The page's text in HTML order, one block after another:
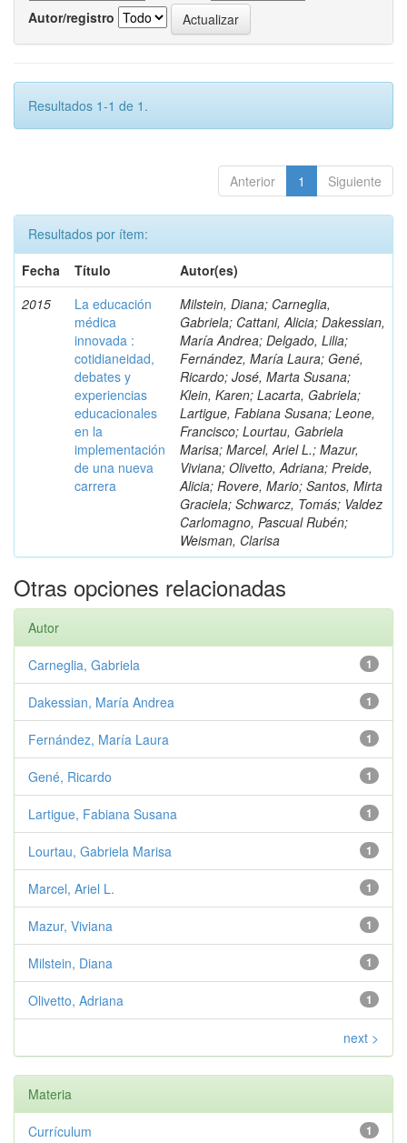
Autor/registro
Resultados 1-1 de 1.
Anterior 1 Siguiente
Resultados por ítem:
Fecha
Título
Autor(es)
2015
La educación
médica
innovada :
cotidianeidad,
debates y
experiencias
educacionales
en la
implementación
de una nueva
carrera
Milstein, Diana; Carneglia,
Gabriela; Cattani, Alicia; Dakessian,
María Andrea; Delgado, Lilia;
Fernández, María Laura; Gené,
Ricardo; José, Marta Susana;
Klein, Karen; Lacarta, Gabriela;
Lartigue, Fabiana Susana; Leone,
Francisco; Lourtau, Gabriela
Marisa; Marcel, Ariel L.; Mazur,
Viviana; Olivetto, Adriana; Preide,
Alicia; Rovere, Mario; Santos, Mirta
Graciela; Schwarcz, Tomás; Valdez
Carlomagno, Pascual Rubén;
Weisman, Clarisa
Otras opciones relacionadas
Autor
1
Carneglia, Gabriela
1
Dakessian, María Andrea
1
Fernández, María Laura
1
Gené, Ricardo
1
Lartigue, Fabiana Susana
1
Lourtau, Gabriela Marisa
1
Marcel, Ariel L.
1
Mazur, Viviana
1
Milstein, Diana
1
Olivetto, Adriana
next >
Materia
1
Currículum